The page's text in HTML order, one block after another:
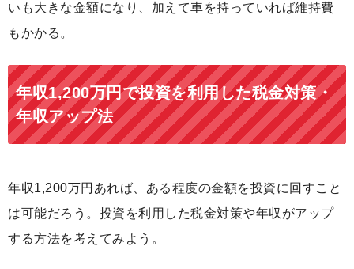
いも大きな金額になり、加えて車を持っていれば維持費
もかかる。
年収1,200万円で投資を利用した税金対策・
年収アップ法
年収1,200万円あれば、ある程度の金額を投資に回すこと
は可能だろう。投資を利用した税金対策や年収がアップ
する方法を考えてみよう。